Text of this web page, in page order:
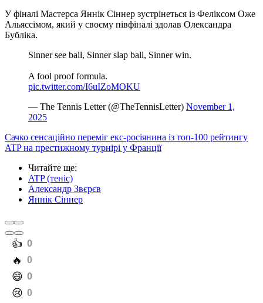
У фіналі Мастерса Яннік Сіннер зустрінеться із Феліксом Оже
Альяссімом, який у своєму півфіналі здолав Олександра
Бубліка.
Sinner see ball, Sinner slap ball, Sinner win.
A fool proof formula. ‍
pic.twitter.com/I6uIZoMOKU
— The Tennis Letter (@TheTennisLetter) November 1,
2025
Сачко сенсаційно переміг екс-росіянина із топ-100 рейтингу
ATP на престижному турнірі у Франції
Читайте ще:
ATP (теніс)
Александр Звєрєв
Яннік Сіннер
️👍 0
️🔥 0
️😄 0
️😢 0